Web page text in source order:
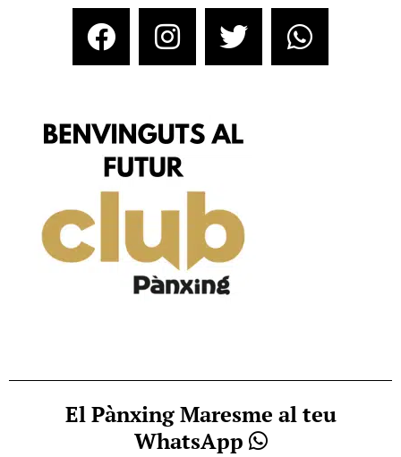
El Pànxing Maresme al teu
WhatsApp